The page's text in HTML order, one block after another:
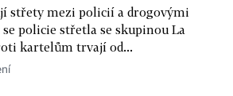
střety mezi policií a drogovými
policie střetla se skupinou La
kartelům trvají od...